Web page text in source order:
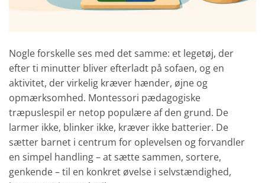
Nogle forskelle ses med det samme: et legetøj, der
efter ti minutter bliver efterladt på sofaen, og en
aktivitet, der virkelig kræver hænder, øjne og
opmærksomhed. Montessori pædagogiske
træpuslespil er netop populære af den grund. De
larmer ikke, blinker ikke, kræver ikke batterier. De
sætter barnet i centrum for oplevelsen og forvandler
en simpel handling – at sætte sammen, sortere,
genkende – til en konkret øvelse i selvstændighed,